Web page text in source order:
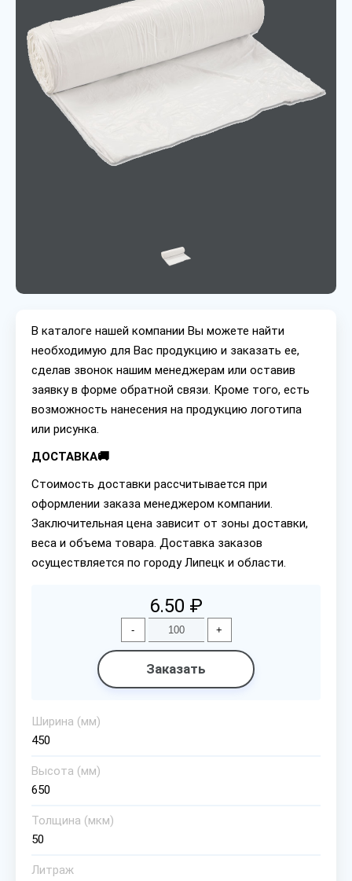
В каталоге нашей компании Вы можете найти
необходимую для Вас продукцию и заказать ее,
сделав звонок нашим менеджерам или оставив
заявку в форме обратной связи. Кроме того, есть
возможность нанесения на продукцию логотипа
или рисунка.
ДОСТАВКА🚚
Стоимость доставки рассчитывается при
оформлении заказа менеджером компании.
Заключительная цена зависит от зоны доставки,
веса и объема товара. Доставка заказов
осуществляется по городу Липецк и области.
6.50 ₽
- +
Заказать
Ширина (мм)
450
Высота (мм)
650
Толщина (мкм)
50
Литраж